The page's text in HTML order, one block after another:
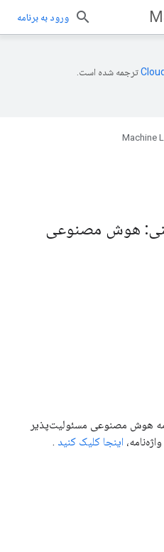
ورود به برنامه
ترجمه شده است.
Machine
هوش مصنوعی
هوش مصنوعی مسئولیت‌پذیر
اینجا کلیک کنید .